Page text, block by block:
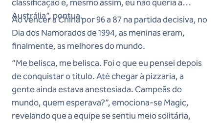
classificação e, mesmo assim, eu não queria a
Austrália”, pontua.
Ao vencer a China por 96 a 87 na partida decisiva, no
Dia dos Namorados de 1994, as meninas eram,
finalmente, as melhores do mundo.
“Me belisca, me belisca. Foi o que eu pensei depois
de conquistar o título. Até chegar à pizzaria, a
gente ainda estava anestesiada. Campeãs do
mundo, quem esperava?”, emociona-se Magic,
revelando que a equipe se sentiu meio solitária,